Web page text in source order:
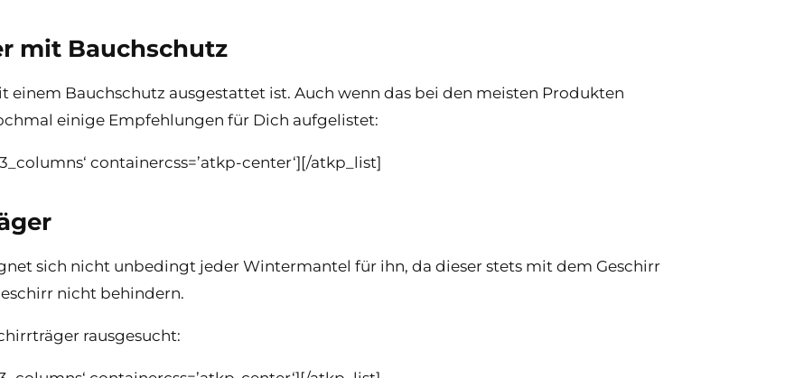
mit Bauchschutz
Bauchschutz ausgestattet ist. Auch wenn das bei den meisten Produkten
einige Empfehlungen für Dich aufgelistet:
containercss=’atkp-center‘][/atkp_list]
sich nicht unbedingt jeder Wintermantel für ihn, da dieser stets mit dem Geschirr
nicht behindern.
rausgesucht: